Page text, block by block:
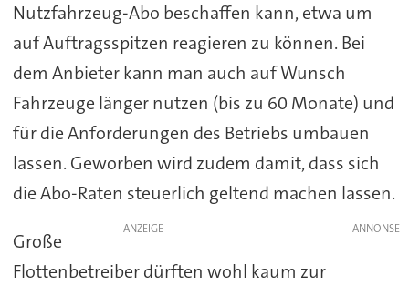
Nutzfahrzeug-Abo beschaffen kann, etwa um
auf Auftragsspitzen reagieren zu können. Bei
dem Anbieter kann man auch auf Wunsch
Fahrzeuge länger nutzen (bis zu 60 Monate) und
für die Anforderungen des Betriebs umbauen
lassen. Geworben wird zudem damit, dass sich
die Abo-Raten steuerlich geltend machen lassen.
ANZEIGE
Große
Flottenbetreiber dürften wohl kaum zur